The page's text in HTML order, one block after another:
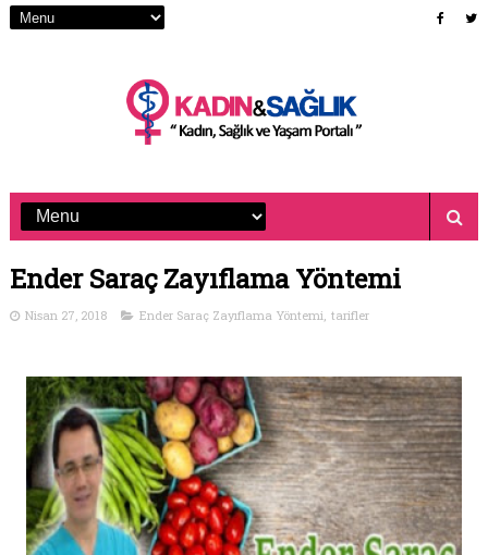
Ender Saraç Zayıflama Yöntemi
Nisan 27, 2018 Ender Saraç Zayıflama Yöntemi, tarifler